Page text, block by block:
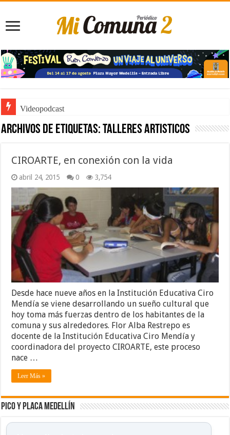
Videopodcast
Archivos de etiquetas:Talleres artisticos
CIROARTE, en conexión con la vida
abril 24, 2015 0 3,754
Desde hace nueve años en la Institución Educativa Ciro
Mendía se viene desarrollando un sueño cultural que
hoy toma más fuerzas dentro de los habitantes de la
comuna y sus alrededores. Flor Alba Restrepo es
docente de la Institución Educativa Ciro Mendía y
coordinadora del proyecto CIROARTE, este proceso
nace …
Leer Más »
Pico y placa Medellín